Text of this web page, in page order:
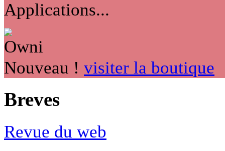
Applications...
Nouveau ! visiter la boutique
Breves
Revue du web